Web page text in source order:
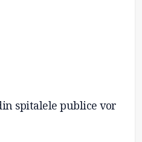
spitalele publice vor